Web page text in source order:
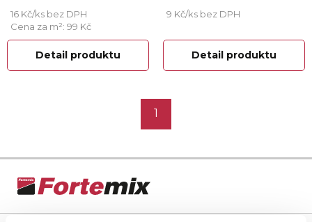
16 Kč/ks bez DPH
Cena za m²: 99 Kč
Detail produktu
9 Kč/ks bez DPH
Detail produktu
1